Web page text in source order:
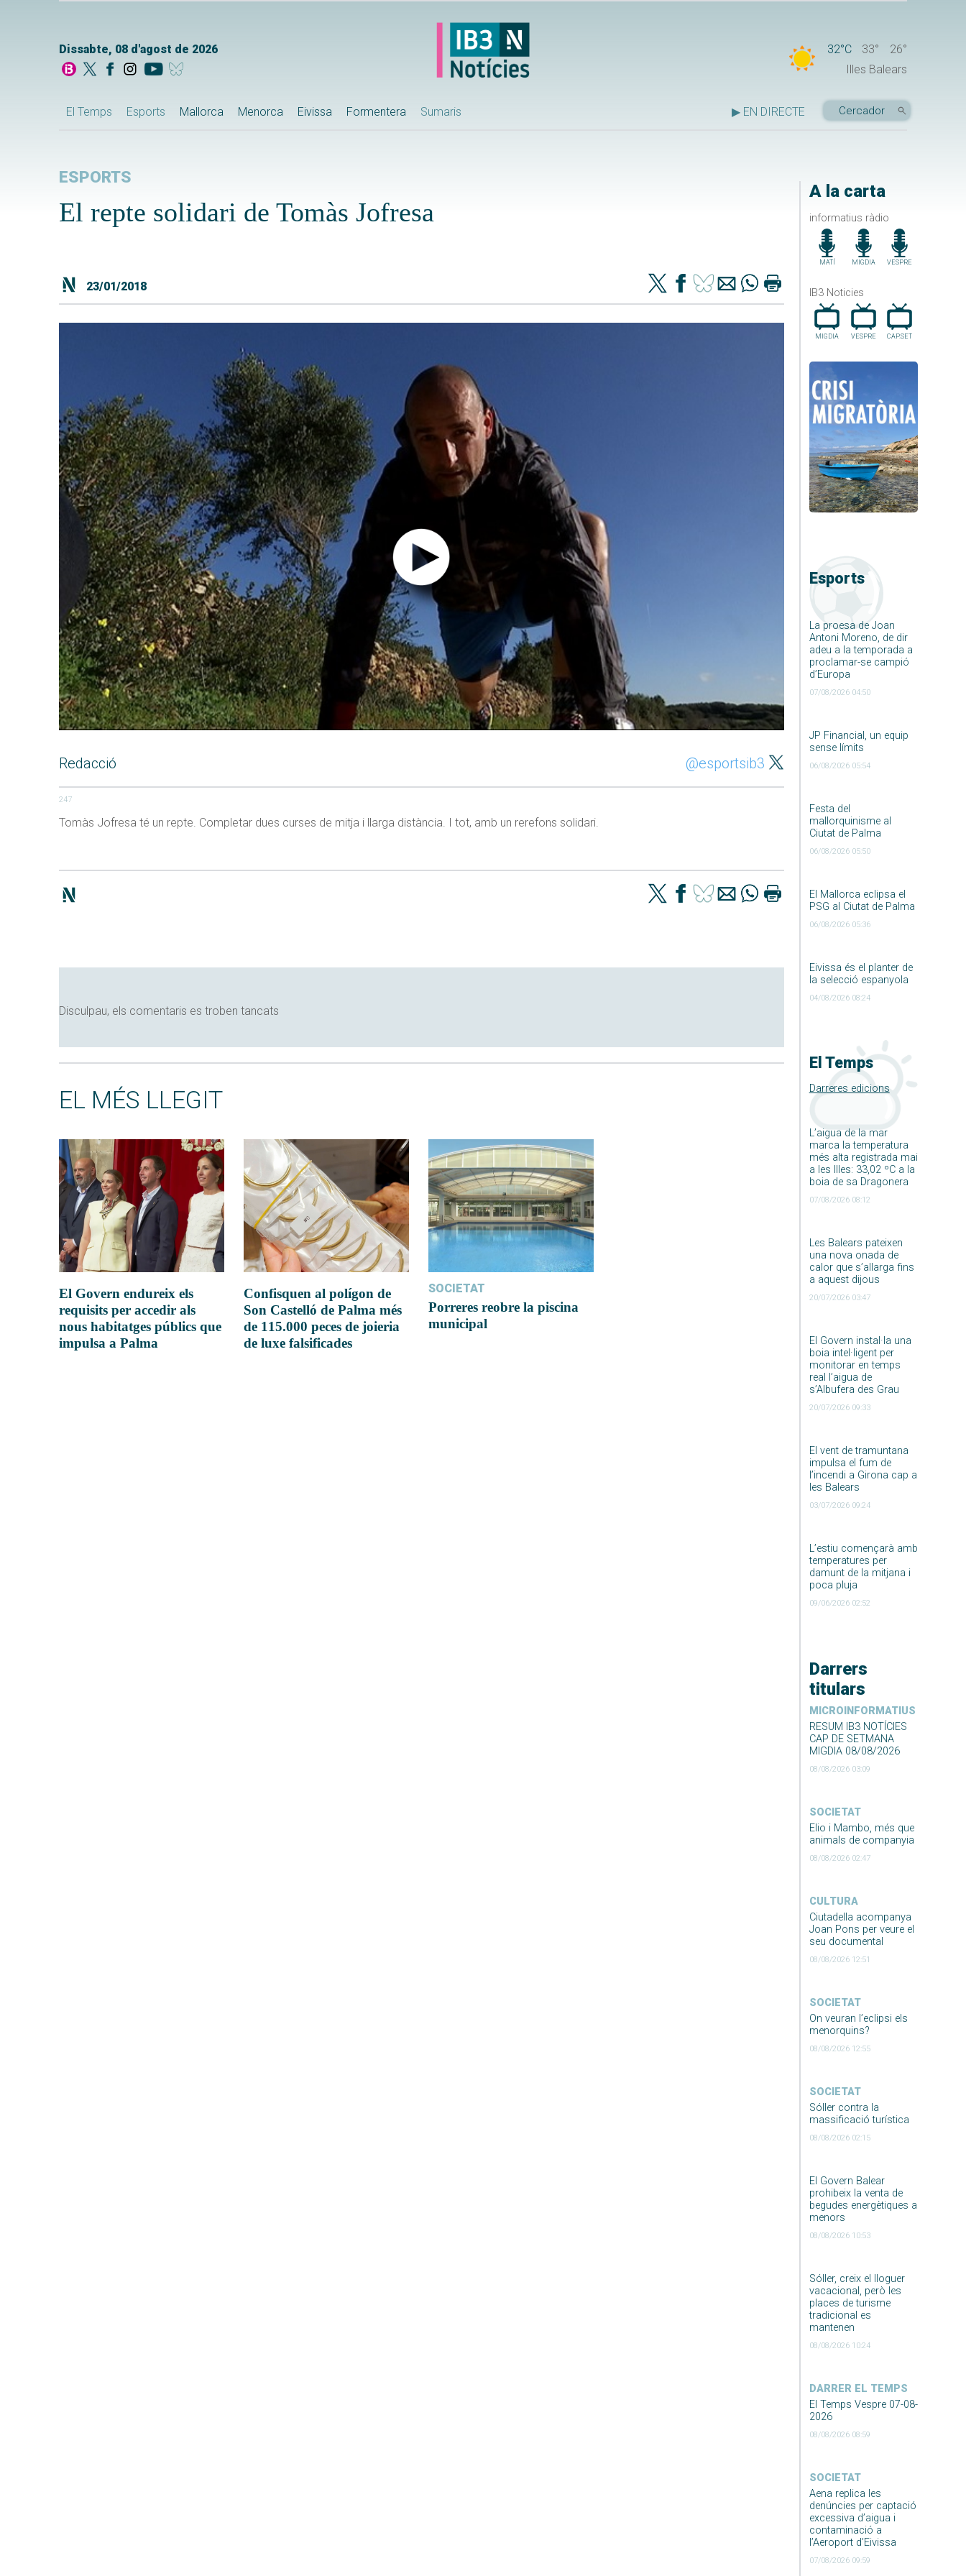
Dissabte, 08 d'agost de 2026 32°C 33°
26°
Illes Balears
El Temps Esports Mallorca Menorca Eivissa Formentera Sumaris ▶ EN DIRECTE
A la carta
informatius ràdio
MATÍ MIGDIA VESPRE
IB3 Noticies
MIGDIA VESPRE CAP.SET
Esports
La proesa de Joan
Antoni Moreno, de dir
adeu a la temporada a
proclamar-se campió
d’Europa
07/08/2026 04:50
JP Financial, un equip
sense límits
06/08/2026 05:54
Festa del
mallorquinisme al
Ciutat de Palma
06/08/2026 05:50
El Mallorca eclipsa el
PSG al Ciutat de Palma
06/08/2026 05:36
Eivissa és el planter de
la selecció espanyola
04/08/2026 08:24
El Temps
Darreres edicions
L’aigua de la mar
marca la temperatura
més alta registrada mai
a les Illes: 33,02 ºC a la
boia de sa Dragonera
07/08/2026 08:12
Les Balears pateixen
una nova onada de
calor que s’allarga fins
a aquest dijous
20/07/2026 03:47
El Govern instal·la una
boia intel·ligent per
monitorar en temps
real l’aigua de
s’Albufera des Grau
20/07/2026 09:33
El vent de tramuntana
impulsa el fum de
l’incendi a Girona cap a
les Balears
03/07/2026 09:24
L’estiu començarà amb
temperatures per
damunt de la mitjana i
poca pluja
09/06/2026 02:52
Darrers
titulars
MICROINFORMATIUS
RESUM IB3 NOTÍCIES
CAP DE SETMANA
MIGDIA 08/08/2026
08/08/2026 03:09
SOCIETAT
Elio i Mambo, més que
animals de companyia
08/08/2026 02:47
CULTURA
Ciutadella acompanya
Joan Pons per veure el
seu documental
08/08/2026 12:51
SOCIETAT
On veuran l’eclipsi els
menorquins?
08/08/2026 12:55
SOCIETAT
Sóller contra la
massificació turística
08/08/2026 02:15
El Govern Balear
prohibeix la venta de
begudes energètiques a
menors
08/08/2026 10:53
Sóller, creix el lloguer
vacacional, però les
places de turisme
tradicional es
mantenen
08/08/2026 10:24
DARRER EL TEMPS
El Temps Vespre 07-08-
2026
08/08/2026 08:59
SOCIETAT
Aena replica les
denúncies per captació
excessiva d’aigua i
contaminació a
l’Aeroport d’Eivissa
07/08/2026 09:59
ESPORTS
El repte solidari de Tomàs Jofresa
23/01/2018
Redacció @esportsib3
247
Tomàs Jofresa té un repte. Completar dues curses de mitja i llarga distància. I tot, amb un rerefons solidari.
Disculpau, els comentaris es troben tancats
EL MÉS LLEGIT
El Govern endureix els
requisits per accedir als
nous habitatges públics que
impulsa a Palma
Confisquen al polígon de
Son Castelló de Palma més
de 115.000 peces de joieria
de luxe falsificades
SOCIETAT
Porreres reobre la piscina
municipal